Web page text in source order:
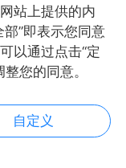
159800乐币
即购买
站上提供的内
”即表示您同意
以通过点击“定
您的同意。
自定义